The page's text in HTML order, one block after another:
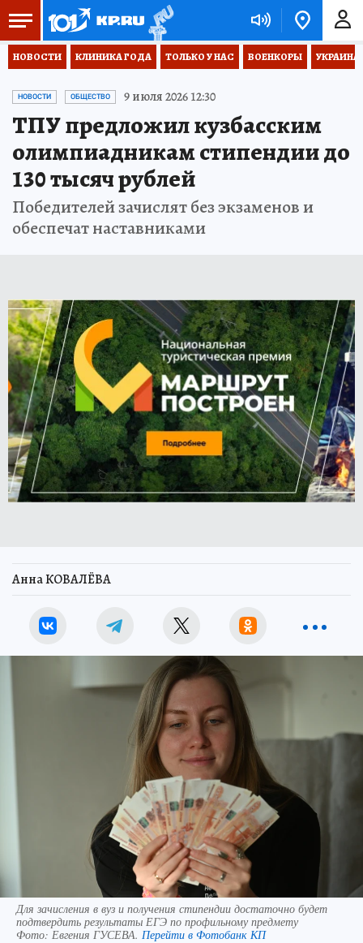
НОВОСТИ КЛИНИКА ГОДА ТОЛЬКО У НАС ВОЕНКОРЫ
НОВОСТИ ОБЩЕСТВО 9 июля 2026 12:30
ТПУ предложил кузбасским
олимпиадникам стипендии до
130 тысяч рублей
Победителей зачислят без экзаменов и
обеспечат наставниками
Анна КОВАЛЁВА
Для зачисления в вуз и получения стипендии достаточно будет
подтвердить результаты ЕГЭ по профильному предмету
Фото: Евгения ГУСЕВА. Перейти в Фотобанк КП